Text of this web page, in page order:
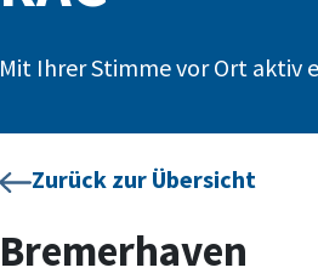
Mit Ihrer Stimme vor Ort aktiv
Zurück zur Übersicht
Bremerhaven